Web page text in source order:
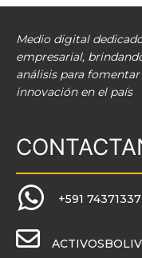
Medio digital
empresarial,
análisis para
innovación en el país
+591 74371337